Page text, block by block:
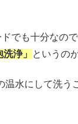
でも十分なの
洗浄」 というの
温水にして洗う